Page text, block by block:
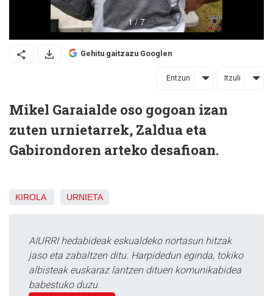
Gehitu gaitzazu Googlen
Entzun Itzuli
Mikel Garaialde oso gogoan izan
zuten urnietarrek, Zaldua eta
Gabirondoren arteko desafioan.
KIROLA URNIETA
AIURRI hedabideak eskualdeko nortasun hitzak
jaso eta zabaltzen ditu. Harpidedun eginda, tokiko
albisteak euskaraz lantzen dituen komunikabidea
babestuko duzu.